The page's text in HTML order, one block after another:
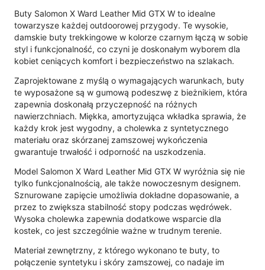
Buty Salomon X Ward Leather Mid GTX W to idealne
towarzysze każdej outdoorowej przygody. Te wysokie,
damskie buty trekkingowe w kolorze czarnym łączą w sobie
styl i funkcjonalność, co czyni je doskonałym wyborem dla
kobiet ceniących komfort i bezpieczeństwo na szlakach.
Zaprojektowane z myślą o wymagających warunkach, buty
te wyposażone są w gumową podeszwę z bieżnikiem, która
zapewnia doskonałą przyczepność na różnych
nawierzchniach. Miękka, amortyzująca wkładka sprawia, że
każdy krok jest wygodny, a cholewka z syntetycznego
materiału oraz skórzanej zamszowej wykończenia
gwarantuje trwałość i odporność na uszkodzenia.
Model Salomon X Ward Leather Mid GTX W wyróżnia się nie
tylko funkcjonalnością, ale także nowoczesnym designem.
Sznurowane zapięcie umożliwia dokładne dopasowanie, a
przez to zwiększa stabilność stopy podczas wędrówek.
Wysoka cholewka zapewnia dodatkowe wsparcie dla
kostek, co jest szczególnie ważne w trudnym terenie.
Materiał zewnętrzny, z którego wykonano te buty, to
połączenie syntetyku i skóry zamszowej, co nadaje im